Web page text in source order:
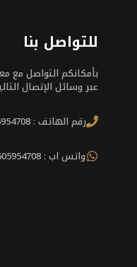
للتواصل بنا
بأمكانكم التواصل مع
عبر وسائل الإتصال
رقم الهاتف : 0505954708
واتس اب : 0505954708